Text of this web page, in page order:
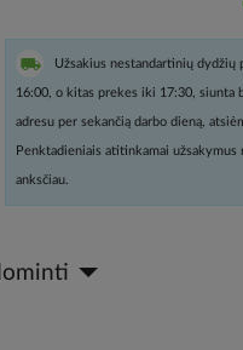
Užsakius nestandartinių dydžių
16:00, o kitas prekes iki 17:30, siunta
adresu per sekančią darbo dieną,
Penktadieniais atitinkamai
anksčiau.